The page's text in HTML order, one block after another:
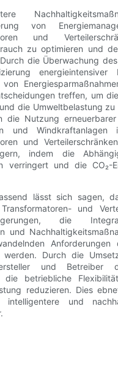
von
und
zu optimieren und
die Überwachung
treffen, um
die Umweltbelastung
die Nutzung
und
und
indem die
verringert und die CO₂-
lässt sich sagen,
und
die
und
Anforderungen
Durch die
und Betreiber
die betriebliche
reduzieren. Dies
intelligentere und